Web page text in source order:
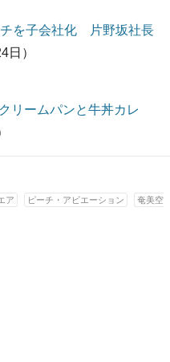
を子会社化 片野坂社長
日）
リームパンと牛丼カレ
ア ピーチ・アビエーション 奄美空